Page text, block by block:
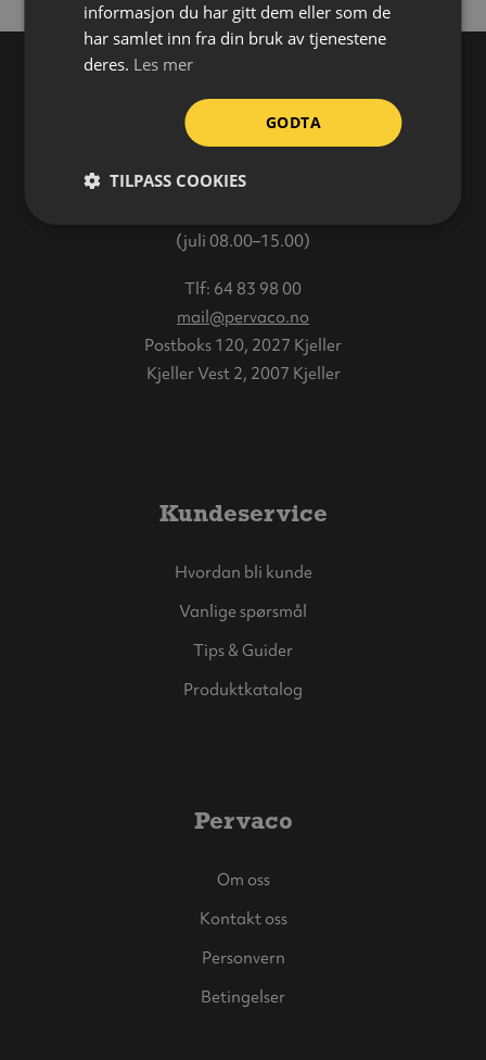
Varehus
Åpningstider:
(juli 08.00–15.00)
Tlf: 64 83 98 00
mail@pervaco.no
Postboks 120, 2027 Kjeller
Kjeller Vest 2, 2007 Kjeller
Kundeservice
Hvordan bli kunde
Vanlige spørsmål
Tips & Guider
Produktkatalog
Pervaco
Om oss
Kontakt oss
Personvern
Betingelser
informasjon du har gitt dem eller som de
har samlet inn fra din bruk av tjenestene
deres. Les mer
GODTA
TILPASS COOKIES